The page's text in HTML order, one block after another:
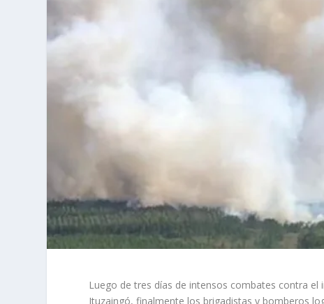
Luego de tres días de intensos combates contra
Ituzaingó, finalmente los brigadistas y bomberos